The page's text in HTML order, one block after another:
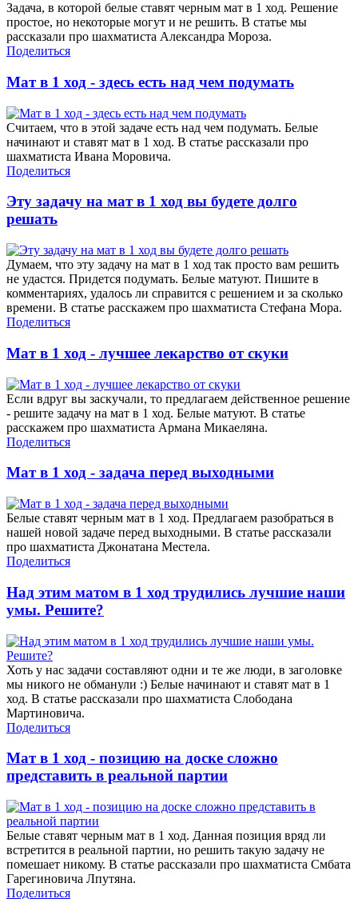
Задача, в которой белые ставят черным мат в 1 ход. Решение
простое, но некоторые могут и не решить. В статье мы
рассказали про шахматиста Александра Мороза.
Поделиться
Мат в 1 ход - здесь есть над чем подумать
Считаем, что в этой задаче есть над чем подумать. Белые
начинают и ставят мат в 1 ход. В статье рассказали про
шахматиста Ивана Моровича.
Поделиться
Эту задачу на мат в 1 ход вы будете долго
решать
Думаем, что эту задачу на мат в 1 ход так просто вам решить
не удастся. Придется подумать. Белые матуют. Пишите в
комментариях, удалось ли справится с решением и за сколько
времени. В статье расскажем про шахматиста Стефана Мора.
Поделиться
Мат в 1 ход - лучшее лекарство от скуки
Если вдруг вы заскучали, то предлагаем действенное решение
- решите задачу на мат в 1 ход. Белые матуют. В статье
расскажем про шахматиста Армана Микаеляна.
Поделиться
Мат в 1 ход - задача перед выходными
Белые ставят черным мат в 1 ход. Предлагаем разобраться в
нашей новой задаче перед выходными. В статье рассказали
про шахматиста Джонатана Местела.
Поделиться
Над этим матом в 1 ход трудились лучшие наши
умы. Решите?
Хоть у нас задачи составляют одни и те же люди, в заголовке
мы никого не обманули :) Белые начинают и ставят мат в 1
ход. В статье рассказали про шахматиста Слободана
Мартиновича.
Поделиться
Мат в 1 ход - позицию на доске сложно
представить в реальной партии
Белые ставят черным мат в 1 ход. Данная позиция вряд ли
встретится в реальной партии, но решить такую задачу не
помешает никому. В статье рассказали про шахматиста Смбата
Гарегиновича Лпутяна.
Поделиться